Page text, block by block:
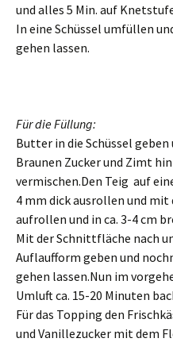
und alles 5 Min. auf
In eine Schüssel umfüllen
gehen lassen.
Für die Füllung:
Butter in die Schüssel
Braunen Zucker und Zimt
vermischen.Den Teig auf
4 mm dick ausrollen und
aufrollen und in ca. 3-4 cm
Mit der Schnittfläche nach
Auflaufform geben und
gehen lassen.Nun im
Umluft ca. 15-20 Minuten
Für das Topping den
und Vanillezucker mit dem